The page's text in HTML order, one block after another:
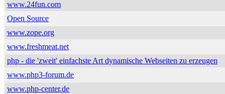
www.24fun.com
Open Source
www.zope.org
www.freshmeat.net
php - die 'zweit' einfachste Art dynamische Webseiten zu erzeugen
www.php3-forum.de
www.php-center.de